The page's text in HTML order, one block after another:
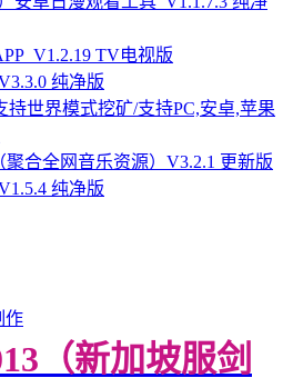
TV电视版
纯净版
持世界模式挖矿/支持PC,安卓,苹果
聚合全网音乐资源）V3.2.1 更新版
纯净版
作
（新加坡服剑